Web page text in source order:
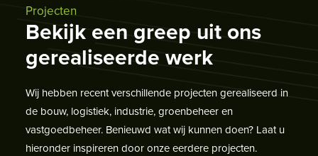
Voor wie
Projecten
Over ons
Werken bij
Contact
Projecten
Bekijk een greep uit ons
gerealiseerde werk
Wij hebben recent verschillende projecten gerealiseerd in
de bouw, logistiek, industrie, groenbeheer en
vastgoedbeheer. Benieuwd wat wij kunnen doen? Laat u
hieronder inspireren door onze eerdere projecten.